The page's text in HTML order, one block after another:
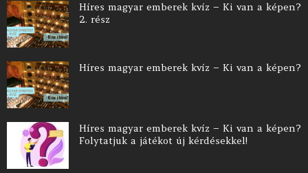
Híres magyar emberek kvíz – Ki van a képen?
2. rész
Híres magyar emberek kvíz – Ki van a képen?
Híres magyar emberek kvíz – Ki van a képen?
Folytatjuk a játékot új kérdésekkel!